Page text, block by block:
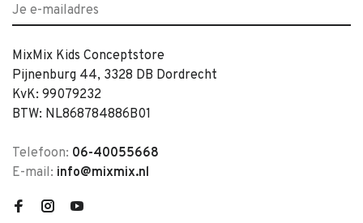
MixMix Kids Conceptstore
Pijnenburg 44, 3328 DB Dordrecht
KvK: 99079232
BTW: NL868784886B01
Telefoon: 06-40055668
E-mail: info@mixmix.nl